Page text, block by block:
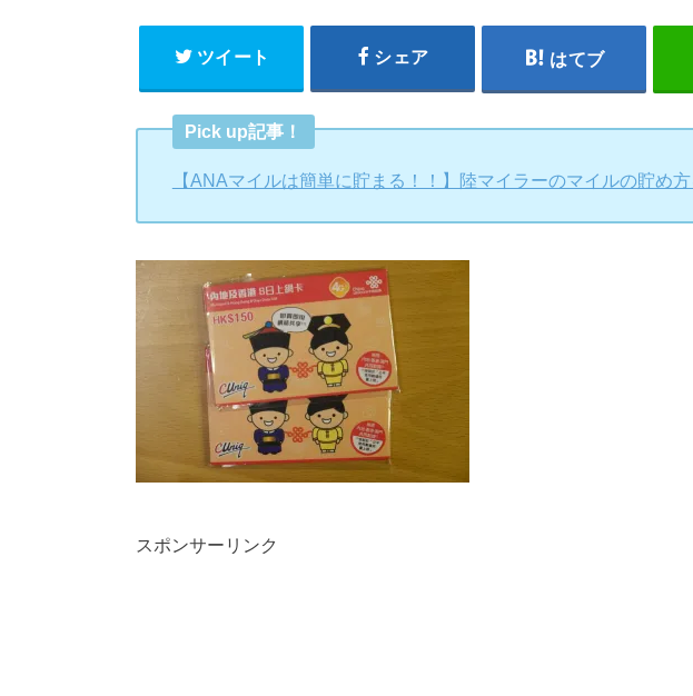
ツイート シェア はてブ
Pick up記事！
【ANAマイルは簡単に貯まる！！】陸マイラーのマイルの貯め方
スポンサーリンク